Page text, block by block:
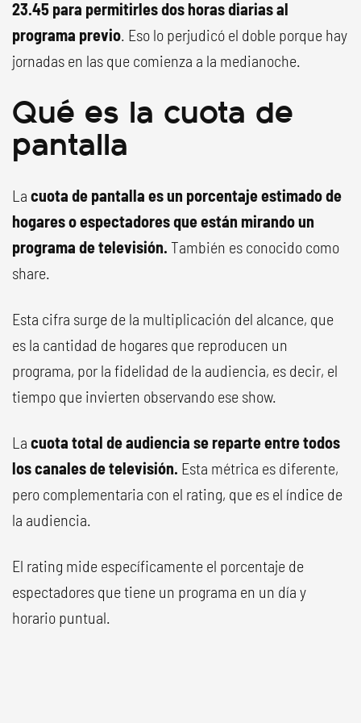
23.45 para permitirles dos horas diarias al
programa previo. Eso lo perjudicó el doble porque hay
jornadas en las que comienza a la medianoche.
Qué es la cuota de
pantalla
La cuota de pantalla es un porcentaje estimado de
hogares o espectadores que están mirando un
programa de televisión. También es conocido como
share.
Esta cifra surge de la multiplicación del alcance, que
es la cantidad de hogares que reproducen un
programa, por la fidelidad de la audiencia, es decir, el
tiempo que invierten observando ese show.
La cuota total de audiencia se reparte entre todos
los canales de televisión. Esta métrica es diferente,
pero complementaria con el rating, que es el índice de
la audiencia.
El rating mide específicamente el porcentaje de
espectadores que tiene un programa en un día y
horario puntual.